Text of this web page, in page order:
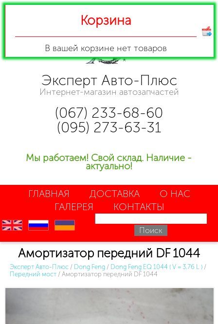
Эксперт Авто-Плюс
Интернет-магазин автозапчастей
(067) 233-68-60
(095) 273-63-31
Мы работаем! Свой склад. Наличие -
актуально!
ГЛАВНАЯ ДОСТАВКА
О НАС
ГАЛЕРЕЯ
КОНТАКТЫ
en ru uk
Амортизатор передний DF 1044
Эксперт Авто-Плюс / Dong Feng / Dong Feng EQ 1044 ( V = 3.76 L ) /
Передний мост / Амортизатор передний DF 1044
Корзина
В вашей корзине нет товаров